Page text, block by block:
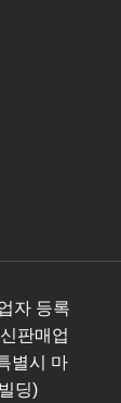
자 등록
판매업
별시 마
딩)